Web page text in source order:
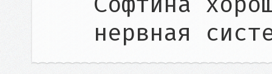
нервная